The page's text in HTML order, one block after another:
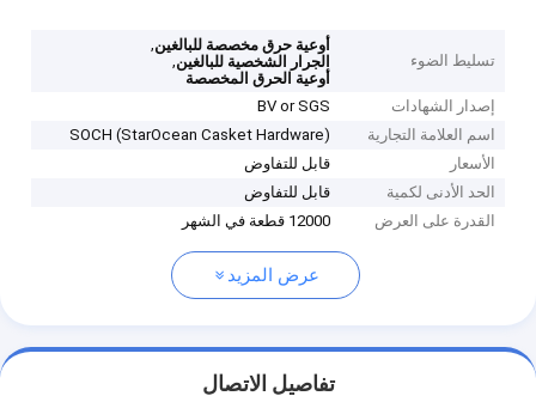
تسليط الضوء
أوعية حرق مخصصة للبالغين,
الجرار الشخصية للبالغين,
أوعية الحرق المخصصة
إصدار الشهادات
BV or SGS
اسم العلامة التجارية
SOCH (StarOcean Casket Hardware)
الأسعار
قابل للتفاوض
الحد الأدنى لكمية
قابل للتفاوض
القدرة على العرض
12000 قطعة في الشهر
عرض المزيد
تفاصيل الاتصال